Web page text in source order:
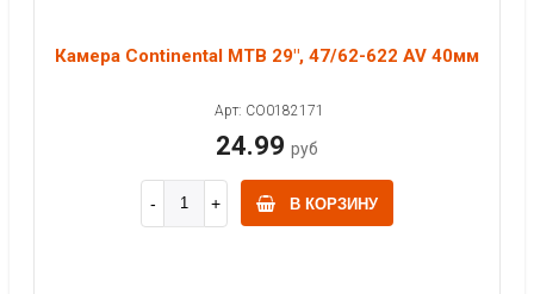
Камера Continental MTB 29", 47/62-622 AV 40мм
Арт: CO0182171
24.99 руб
В КОРЗИНУ